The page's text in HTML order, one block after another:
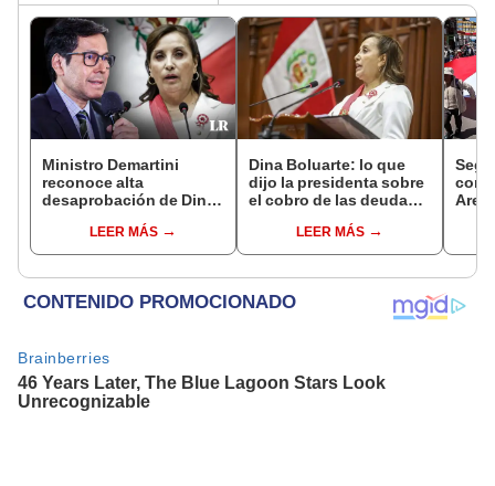
Ministro Demartini
reconoce alta
desaprobación de Dina
divorcio de la
población"
LEER MÁS
Dina Boluarte: lo que
dijo la presidenta sobre
el cobro de las deudas
empresasLEER MÁS